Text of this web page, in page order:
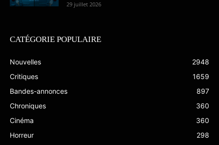
29 juillet 2026
CATÉGORIE POPULAIRE
Nouvelles
2948
Critiques
1659
Bandes-annonces
897
Chroniques
360
Cinéma
360
Horreur
298